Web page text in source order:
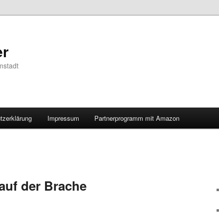
Impressum Partnerprogramm mit Amazon
der Brache